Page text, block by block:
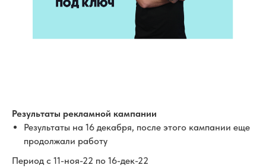
Результаты рекламной кампании
Результаты на 16 декабря, после этого кампании еще
продолжали работу
Период с 11-ноя-22 по 16-дек-22